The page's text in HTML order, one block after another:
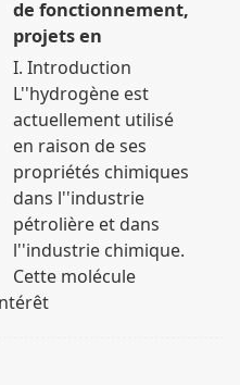
de fonctionnement,
projets en
I. Introduction
L''hydrogène est
actuellement utilisé
en raison de ses
propriétés chimiques
dans l''industrie
pétrolière et dans
l''industrie chimique.
Cette molécule